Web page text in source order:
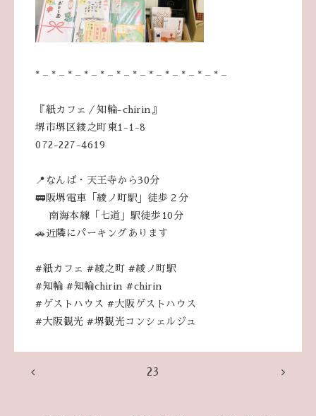
* – * – * – * – * – * – * – * – * – * – * – * –
『紙カフェ／知輪-chirin』
堺市堺区綾之町東1-1-8
072-227-4619
📍なんば・天王寺から30分
🚃阪堺電車「綾ノ町駅」徒歩２分
南海本線「七道」駅徒歩10分
🚗近隣にパーキングあります
#紙カフェ #綾之町 #綾ノ町駅
#知輪 #知輪chirin #chirin
#ゲストハウス #大阪ゲストハウス
#大阪観光 #堺観光コンシェルジュ
23